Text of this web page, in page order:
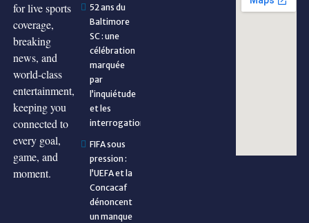
for live sports
coverage,
breaking
news, and
world-class
entertainment,
keeping you
connected to
every goal,
game, and
moment.
52 ans du
Baltimore
SC : une
célébration
marquée
par
l’inquiétude
et les
interrogations
FIFA sous
pression :
l’UEFA et la
Concacaf
dénoncent
un manque